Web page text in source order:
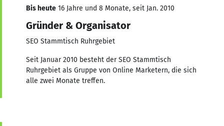
Bis heute 16 Jahre und 8 Monate, seit Jan. 2010
Gründer & Organisator
SEO Stammtisch Ruhrgebiet
Seit Januar 2010 besteht der SEO Stammtisch
Ruhrgebiet als Gruppe von Online Marketern, die sich
alle zwei Monate treffen.